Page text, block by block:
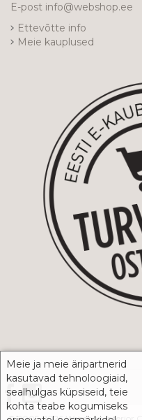
Meie ja meie äripartnerid
kasutavad tehnoloogiaid,
sealhulgas küpsiseid, teie
kohta teabe kogumiseks
E-post info@webshop.ee
Ettevõtte info
Meie kauplused